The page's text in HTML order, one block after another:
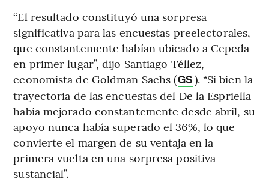
“El resultado constituyó una sorpresa
significativa para las encuestas preelectorales,
que constantemente habían ubicado a Cepeda
en primer lugar”, dijo Santiago Téllez,
economista de Goldman Sachs (GS). “Si bien la
trayectoria de las encuestas del De la Espriella
había mejorado constantemente desde abril, su
apoyo nunca había superado el 36%, lo que
convierte el margen de su ventaja en la
primera vuelta en una sorpresa positiva
sustancial”.